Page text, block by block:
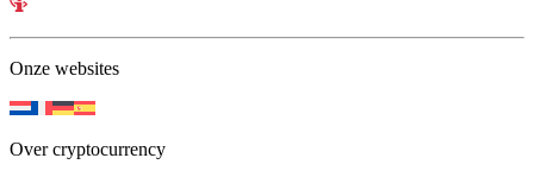
Onze websites
Over cryptocurrency